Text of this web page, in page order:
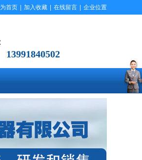
首页 加入收藏 在线留言 企业位置